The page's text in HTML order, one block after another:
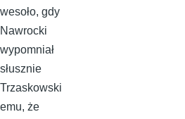
wesoło, gdy
Nawrocki
wypomniał
słusznie
Trzaskowski
emu, że